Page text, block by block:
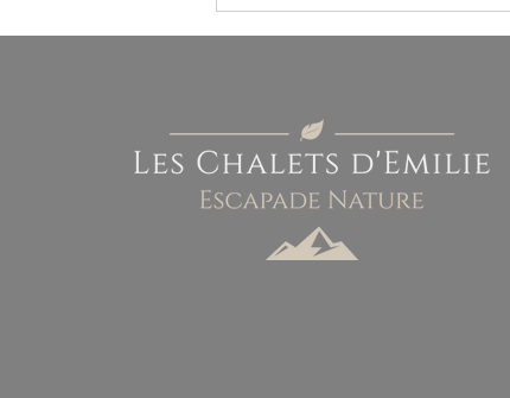
Label « valeurs parc naturel